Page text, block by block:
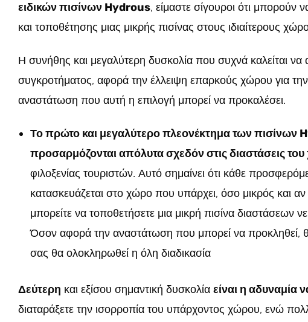
ειδικών πισίνων Hydrous, είμαστε σίγουροι ότι μπορούν
και τοποθέτησης μιας μικρής πισίνας στους ιδιαίτερους
Η συνήθης και μεγαλύτερη δυσκολία που συχνά καλείται να
συγκροτήματος, αφορά την έλλειψη επαρκούς χώρου για
αναστάτωση που αυτή η επιλογή μπορεί να προκαλέσει.
Το πρώτο και μεγαλύτερο πλεονέκτημα των πισίνων
προσαρμόζονται απόλυτα σχεδόν στις διαστάσεις
φιλοξενίας τουριστών. Αυτό σημαίνει ότι κάθε
κατασκευάζεται στο χώρο που υπάρχει, όσο μικρός και
μπορείτε να τοποθετήσετε μια μικρή πισίνα διαστάσεων
Όσον αφορά την αναστάτωση που μπορεί να προκληθεί,
σας θα ολοκληρωθεί η όλη διαδικασία
Δεύτερη και εξίσου σημαντική δυσκολία είναι η αδυναμία
διαταράξετε την ισορροπία του υπάρχοντος χώρου, ενώ